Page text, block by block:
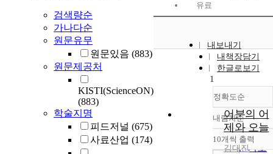
검색량순
가나다순
원문유무
원문있음 (883)
원문제공처
KISTI(ScienceON)
(883)
학술지명
피드저널 (675)
사료산업 (174)
유료
내보내기
내책장담기
한글로보기
정확도순
정확도
순
인기도
내림차순
내림차
10개씩 출력
1
어분의 어
제와 오늘
김대진